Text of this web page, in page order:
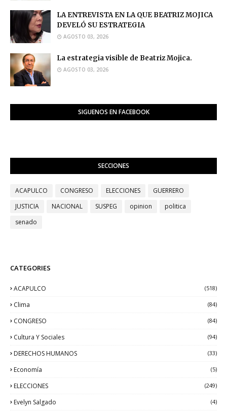
LA ENTREVISTA EN LA QUE BEATRIZ MOJICA
DEVELÓ SU ESTRATEGIA
AGOSTO 03, 2026
La estrategia visible de Beatriz Mojica.
AGOSTO 03, 2026
SIGUENOS EN FACEBOOK
SECCIONES
ACAPULCO CONGRESO ELECCIONES
GUERRERO
JUSTICIA
NACIONAL SUSPEG opinion
politica
senado
CATEGORIES
ACAPULCO (518)
Clima (84)
CONGRESO (84)
Cultura Y Sociales (94)
DERECHOS HUMANOS (33)
Economía (5)
ELECCIONES (249)
Evelyn Salgado (4)